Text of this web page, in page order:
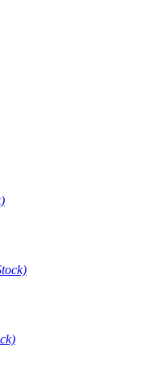
kontraktów futures